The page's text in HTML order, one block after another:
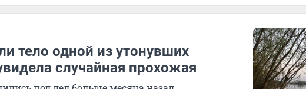
тело одной из утонувших
случайная прохожая